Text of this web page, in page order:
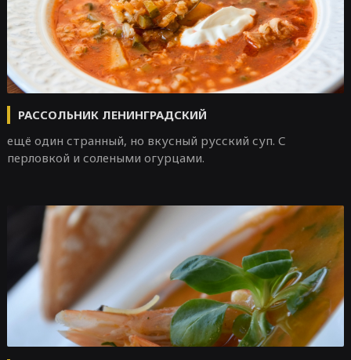
РАССОЛЬНИК ЛЕНИНГРАДСКИЙ
ещё один странный, но вкусный русский суп. С
перловкой и солеными огурцами.